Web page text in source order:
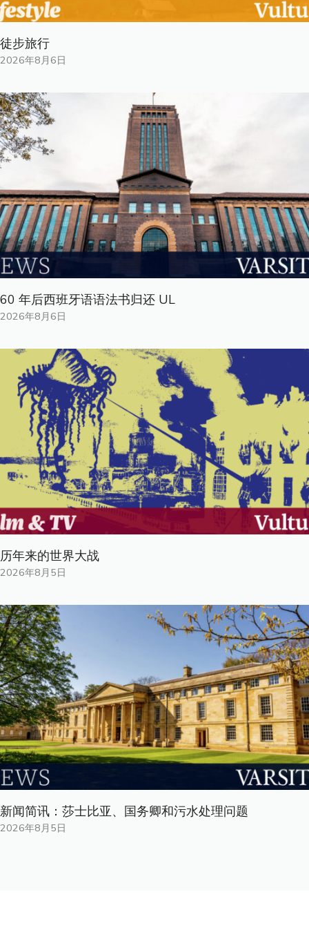
徒步旅行
2026年8月6日
60 年后西班牙语语法书归还 UL
2026年8月6日
历年来的世界大战
2026年8月5日
新闻简讯：莎士比亚、国务卿和污水处理问题
2026年8月5日